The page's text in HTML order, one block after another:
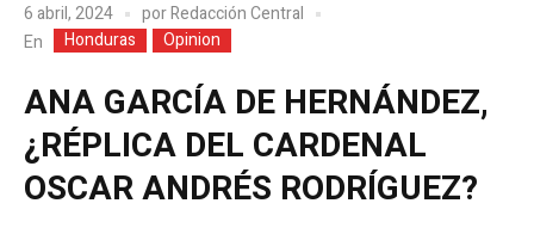
6 abril, 2024 porRedacción Central
En
Honduras Opinion
ANA GARCÍA DE HERNÁNDEZ,
¿RÉPLICA DEL CARDENAL
OSCAR ANDRÉS RODRÍGUEZ?